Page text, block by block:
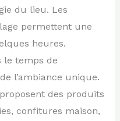
du lieu. Les
permettent une
heures.
le temps de
l’ambiance unique.
des produits
confitures maison,